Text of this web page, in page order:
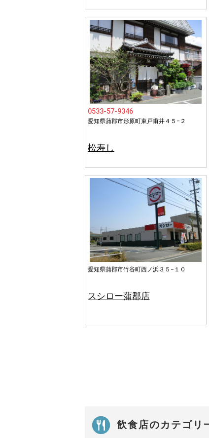
0533-57-9346
愛知県蒲郡市形原町東戸甫井４５−２
松寿し
愛知県蒲郡市竹谷町西ノ浜３５−１０
スシロー蒲郡店
飲食店のカテゴリ